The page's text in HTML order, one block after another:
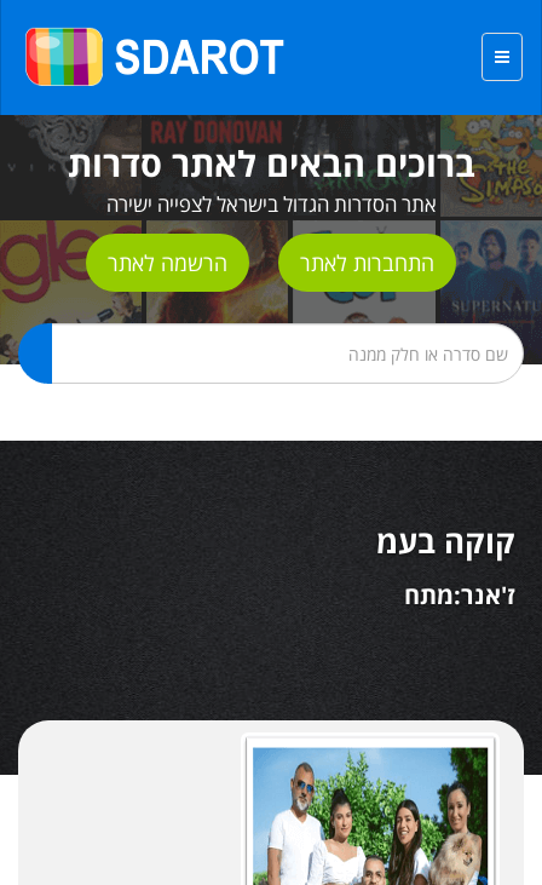
ברוכים הבאים לאתר סדרות
אתר הסדרות הגדול בישראל לצפייה ישירה
התחברות לאתר הרשמה לאתר
קוקה בעמ
ז'אנר:מתח